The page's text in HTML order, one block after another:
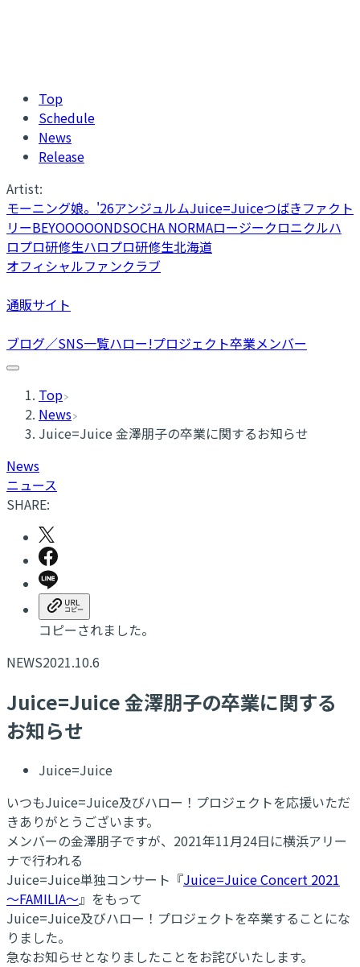
Top
Schedule
News
Release
Artist:
モーニング娘。'26アンジュルムJuice=Juiceつばきファクト
リーBEYOOOOONDSOCHA NORMAロージークロニクルハ
ロプロ研修生ハロプロ研修生北海道
オフィシャルファンクラブ
通販サイト
ブログ／SNS一覧ハロー!プロジェクト卒業メンバー
Top
News
​Juice=Juice 金澤朋子の卒業に関するお知らせ
News
ニュース
SHARE:
コピーされました。
NEWS2021.10.6
​Juice=Juice 金澤朋子の卒業に関する
お知らせ
Juice=Juice
いつもJuice=Juice及びハロー！プロジェクトを応援いただ
きありがとうございます。
メンバーの金澤朋子ですが、2021年11月24日に横浜アリー
ナで行われる
Juice=Juice単独コンサート『Juice=Juice Concert 2021
～FAMILIA～』をもって
Juice=Juice及びハロー！プロジェクトを卒業することにな
りました。
急なお知らせとなりましたことをお詫びいたします。